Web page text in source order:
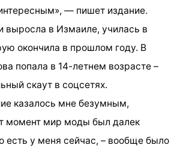
— пишет издание.
выросла в Измаиле, училась в
окончила в прошлом году. В
попала в 14-летнем возрасте –
скаут в соцсетях.
казалось мне безумным,
момент мир моды был далек
есть у меня сейчас, – вообще было